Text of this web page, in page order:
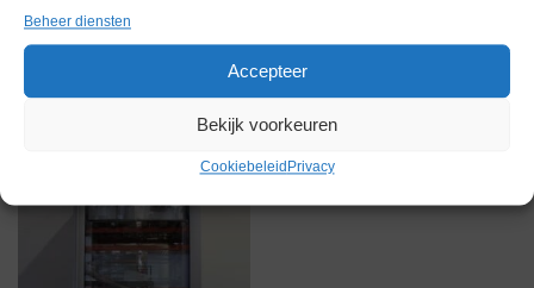
Beheer diensten
Accepteer
Bekijk voorkeuren
Cookiebeleid Privacy